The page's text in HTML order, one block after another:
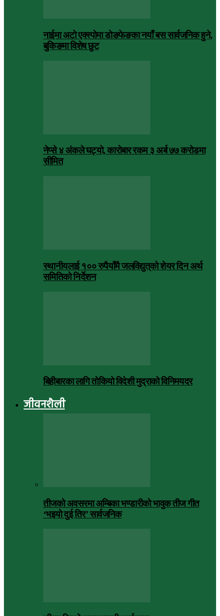
नाईमा अटो एक्स्पोमा डोङफेङका नयाँ बस सार्वजनिक हुने,
बुकिङमा विशेष छुट
नेप्से ४ अंकले घट्यो, कारोबार रकम ३ अर्ब ७७ करोडमा
सीमित
स्थानीयलाई १०० रुपैयाँमै जलविद्युत्‌को शेयर दिन अर्थ
समितिको निर्देशन
बिहीबारका लागि तोकियो विदेशी मुद्राको विनिमयदर
जीवनशैली
तीजको अवसरमा अम्बिका भण्डारीको भावुक तीज गीत
‘भइयो दुई तिर’ सार्वजनिक